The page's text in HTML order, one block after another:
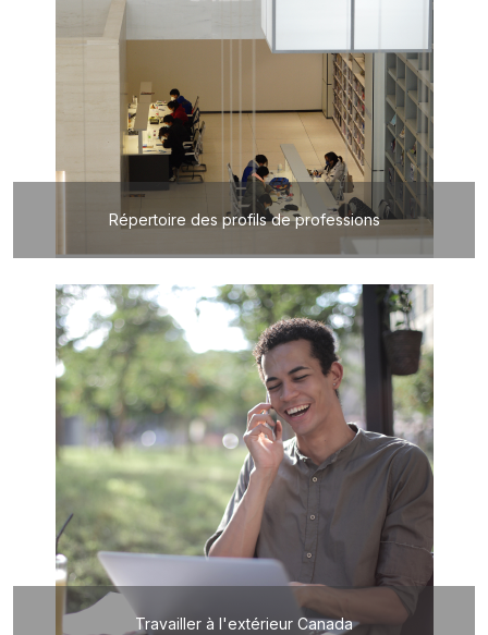
Répertoire des profils de professions
Travailler à l'extérieur Canada